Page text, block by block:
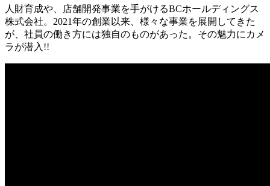
人財育成や、店舗開発事業を手がけるBCホールディングス
株式会社。2021年の創業以来、様々な事業を展開してきた
が、社員の働き方には独自のものがあった。その魅力にカメ
ラが潜入!!